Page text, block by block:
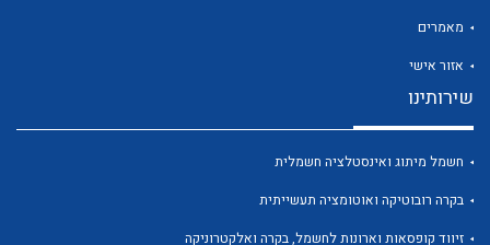
מאמרים
אזור אישי
שירותינו
חשמל מיתוג ואינסטלציה חשמלית
בקרה רובוטיקה ואוטומציה תעשייתית
זיווד קופסאות וארונות לחשמל, בקרה ואלקטרוניקה